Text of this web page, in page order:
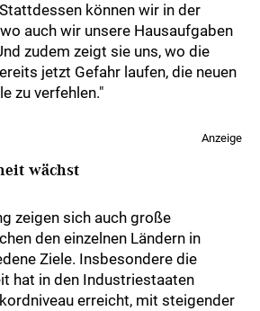
können wir in der
auch wir unsere Hausaufgaben
zudem zeigt sie uns, wo die
jetzt Gefahr laufen, die neuen
zu verfehlen."
Anzeige
wächst
zeigen sich auch große
den einzelnen Ländern in
Ziele. Insbesondere die
hat in den Industriestaaten
erreicht, mit steigender